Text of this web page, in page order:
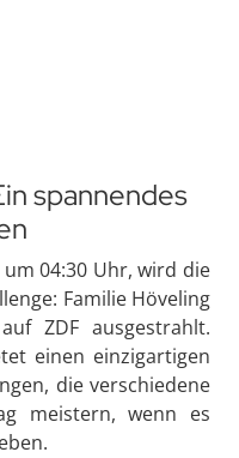
spannendes
um 04:30 Uhr, wird die
Familie Höveling
ZDF ausgestrahlt.
einen einzigartigen
die verschiedene
meistern, wenn es